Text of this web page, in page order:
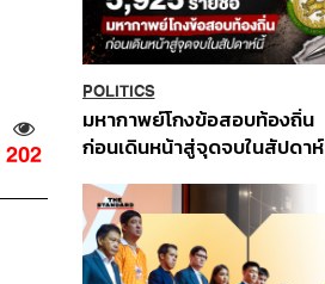
202
POLITICS
มหากาพย์โกงข้อสอบท้องถิ่น
ก่อนเดินหน้าสู่จุดจบในสัปดาห์